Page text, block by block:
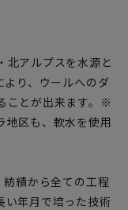
北アルプスを水源と
り、ウールへのダ
ことが出来ます。※
地区も、軟水を使用
績から全ての工程
い年月で培った技術